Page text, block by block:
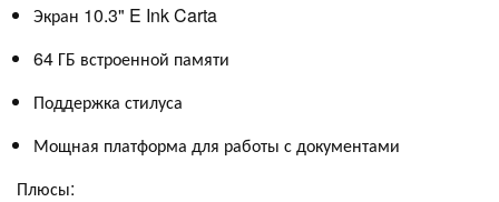
Экран 10.3" E Ink Carta
64 ГБ встроенной памяти
Поддержка стилуса
Мощная платформа для работы с документами
Плюсы: